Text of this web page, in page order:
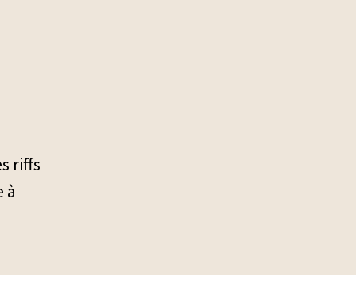
riffs
à